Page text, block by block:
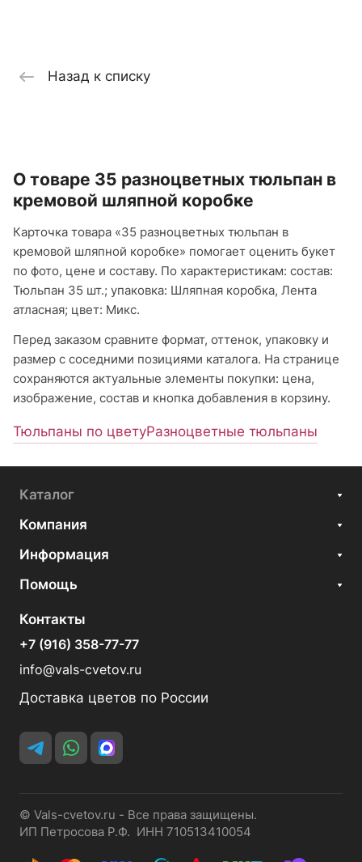
Назад к списку
О товаре 35 разноцветных тюльпан в
кремовой шляпной коробке
Карточка товара «35 разноцветных тюльпан в
кремовой шляпной коробке» помогает оценить букет
по фото, цене и составу. По характеристикам: состав:
Тюльпан 35 шт.; упаковка: Шляпная коробка, Лента
атласная; цвет: Микс.
Перед заказом сравните формат, оттенок, упаковку и
размер с соседними позициями каталога. На странице
сохраняются актуальные элементы покупки: цена,
изображение, состав и кнопка добавления в корзину.
Тюльпаны по цветуРазноцветные тюльпаны
Каталог
Компания
Информация
Помощь
Контакты
+7 (916) 358-77-77
info@vals-cvetov.ru
Доставка цветов по России
© Vals-cvetov.ru - Все права защищены.
ИП Петросова Р.Ф. ИНН 710513410054